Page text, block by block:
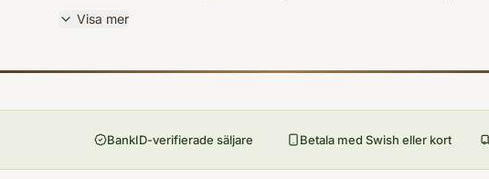
Men snart växer obehagskänslorna. Vad är det
verkar egendomligt intresserade av dem. Men inte
Visa mer
9789129732351
Utgivningsår
2021
BankID-verifierade säljare Betala med Swish eller kort